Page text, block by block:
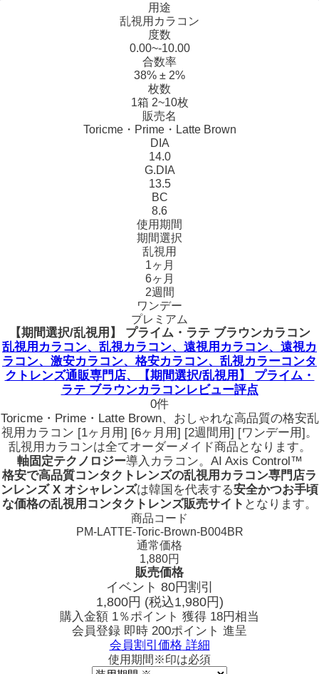
用途
乱視用カラコン
度数
0.00~-10.00
合数率
38% ± 2%
枚数
1箱 2~10枚
販売名
Toricme・Prime・Latte Brown
DIA
14.0
G.DIA
13.5
BC
8.6
使用期間
期間選択
乱視用
1ヶ月
6ヶ月
2週間
ワンデー
プレミアム
【期間選択/乱視用】 プライム・ラテ ブラウンカラコン
乱視用カラコン、乱視カラコン、遠視用カラコン、遠視カ
ラコン、激安カラコン、格安カラコン、乱視カラーコンタ
クトレンズ通販専門店、【期間選択/乱視用】 プライム・
ラテ ブラウンカラコンレビュー評点
0件
Toricme・Prime・Latte Brown、おしゃれな高品質の格安乱
視用カラコン [1ヶ月用] [6ヶ月用] [2週間用] [ワンデー用]。
乱視用カラコンは全てオーダーメイド商品となります。
軸固定テクノロジー導入カラコン。 AI Axis Control™
格安で高品質コンタクトレンズの乱視用カラコン専門店ラ
ンレンズ X オシャレンズは韓国を代表する安全かつお手頃
な価格の乱視用コンタクトレンズ販売サイト となります。
商品コード
PM-LATTE-Toric-Brown-B004BR
通常価格
1,880円
販売価格
イベント 80円割引
1,800円 (税込1,980円)
購入金額 1％ポイント 獲得 18円相当
会員登録 即時 200ポイント 進呈
会員割引価格 詳細
使用期間 ※印は必須